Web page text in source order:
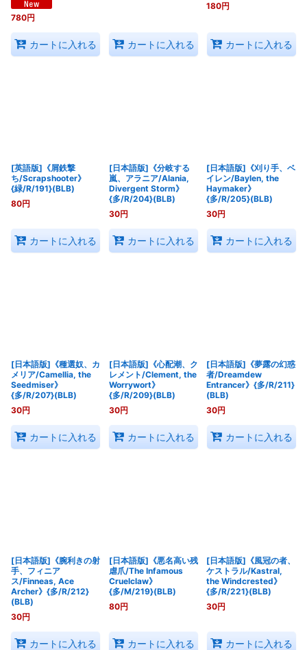
780円
カートに入れる カートに入れる
180円
カートに入れる
[英語版]《屑鉄撃
ち/Scrapshooter》
{緑/R/191}(BLB)
80円
カートに入れる
[日本語版]《分岐する
嵐、アラニア/Alania,
Divergent Storm》
{多/R/204}(BLB)
30円
カートに入れる
[日本語版]《刈り手、ベ
イレン/Baylen, the
Haymaker》
{多/R/205}(BLB)
30円
カートに入れる
[日本語版]《種選奴、カ
メリア/Camellia, the
Seedmiser》
{多/R/207}(BLB)
30円
カートに入れる
[日本語版]《心配潮、ク
レメント/Clement, the
Worrywort》
{多/R/209}(BLB)
30円
カートに入れる
[日本語版]《夢露の幻惑
者/Dreamdew
Entrancer》{多/R/211}
(BLB)
30円
カートに入れる
[日本語版]《腕利きの射
手、フィニア
ス/Finneas, Ace
Archer》{多/R/212}
(BLB)
30円
カートに入れる
[日本語版]《悪名高い残
虐爪/The Infamous
Cruelclaw》
{多/M/219}(BLB)
80円
カートに入れる
[日本語版]《風冠の者、
ケストラル/Kastral,
the Windcrested》
{多/R/221}(BLB)
30円
カートに入れる